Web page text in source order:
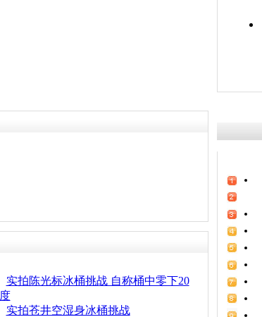
实拍陈光标冰桶挑战 自称桶中零下20
度
实拍苍井空湿身冰桶挑战